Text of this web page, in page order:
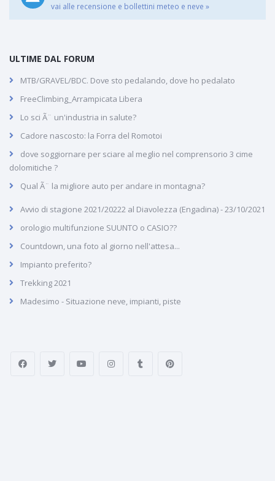
vai alle recensione e bollettini meteo e neve »
ULTIME DAL FORUM
MTB/GRAVEL/BDC. Dove sto pedalando, dove ho pedalato
FreeClimbing_Arrampicata Libera
Lo sci Ã¨ un'industria in salute?
Cadore nascosto: la Forra del Romotoi
dove soggiornare per sciare al meglio nel comprensorio 3 cime
dolomitiche ?
Qual Ã¨ la migliore auto per andare in montagna?
Avvio di stagione 2021/20222 al Diavolezza (Engadina) - 23/10/2021
orologio multifunzione SUUNTO o CASIO??
Countdown, una foto al giorno nell'attesa...
Impianto preferito?
Trekking 2021
Madesimo - Situazione neve, impianti, piste